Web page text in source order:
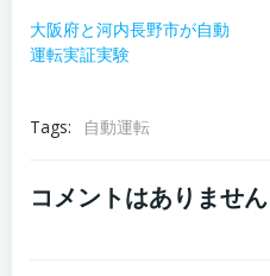
大阪府と河内長野市が自動
運転実証実験
Tags: 自動運転
コメントはありません